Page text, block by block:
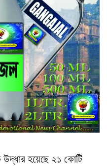
উদ্ধার হয়েছে ২১ কোটি